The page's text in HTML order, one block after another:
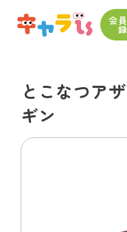
会
録
とこなつア
ギン